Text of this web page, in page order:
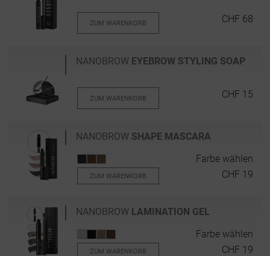
ZUM WARENKORB CHF 68
NANOBROW EYEBROW STYLING SOAP
ZUM WARENKORB CHF 15
NANOBROW SHAPE MASCARA
Farbe wählen
ZUM WARENKORB CHF 19
NANOBROW LAMINATION GEL
Farbe wählen
ZUM WARENKORB CHF 19